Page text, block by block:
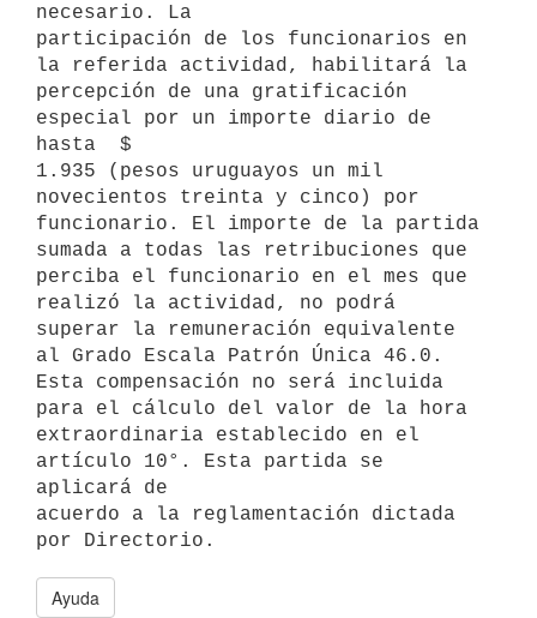
necesario. La
participación de los funcionarios en
la referida actividad, habilitará la
percepción de una gratificación
especial por un importe diario de
hasta  $
1.935 (pesos uruguayos un mil
novecientos treinta y cinco) por
funcionario. El importe de la partida
sumada a todas las retribuciones que
perciba el funcionario en el mes que
realizó la actividad, no podrá
superar la remuneración equivalente
al Grado Escala Patrón Única 46.0.
Esta compensación no será incluida
para el cálculo del valor de la hora
extraordinaria establecido en el
artículo 10°. Esta partida se
aplicará de
acuerdo a la reglamentación dictada
Ayuda